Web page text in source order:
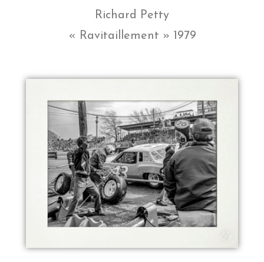
Richard Petty
« Ravitaillement » 1979